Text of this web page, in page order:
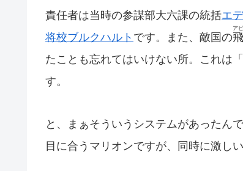
責任者は当時の参謀部大六課の統括エ
将校ブルクハルト です。また、敵国の
ア
たことも忘れてはいけない所。これは
す。
と、まぁそういうシステムがあったん
目に合うマリオンですが、同時に激し